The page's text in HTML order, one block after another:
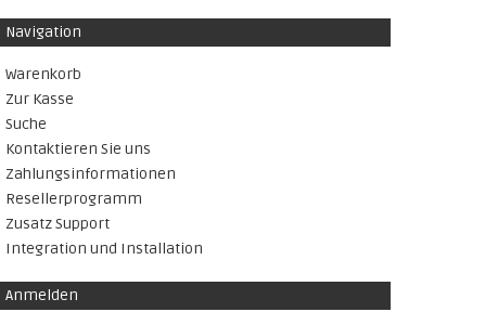
Navigation
Warenkorb
Zur Kasse
Suche
Kontaktieren Sie uns
Zahlungsinformationen
Resellerprogramm
Zusatz Support
Integration und Installation
Anmelden